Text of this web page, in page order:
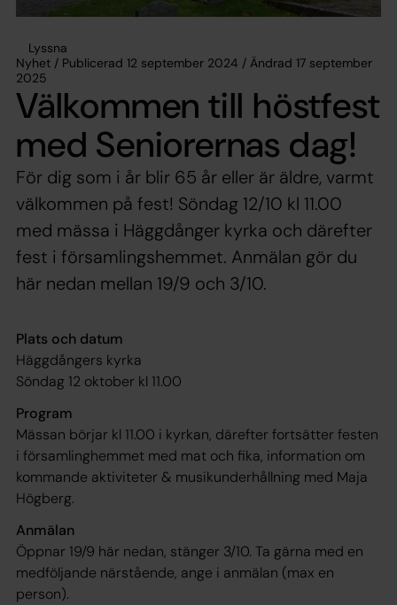
Lyssna
Nyhet / Publicerad 12 september 2024 / Ändrad 17 september
2025
Välkommen till höstfest
med Seniorernas dag!
För dig som i år blir 65 år eller är äldre, varmt
välkommen på fest! Söndag 12/10 kl 11.00
med mässa i Häggdånger kyrka och därefter
fest i församlingshemmet. Anmälan gör du
här nedan mellan 19/9 och 3/10.
Plats och datum
Häggdångers kyrka
Söndag 12 oktober kl 11.00
Program
Mässan börjar kl 11.00 i kyrkan, därefter fortsätter festen
i församlinghemmet med mat och fika, information om
kommande aktiviteter & musikunderhållning med Maja
Högberg.
Anmälan
Öppnar 19/9 här nedan, stänger 3/10. Ta gärna med en
medföljande närstående, ange i anmälan (max en
person).